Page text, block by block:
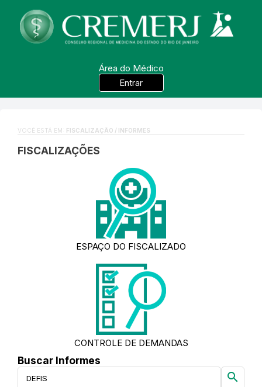
Área do Médico
Entrar
VOCÊ ESTÁ EM: FISCALIZAÇÃO / INFORMES
FISCALIZAÇÕES
ESPAÇO DO FISCALIZADO
CONTROLE DE DEMANDAS
Buscar Informes
search